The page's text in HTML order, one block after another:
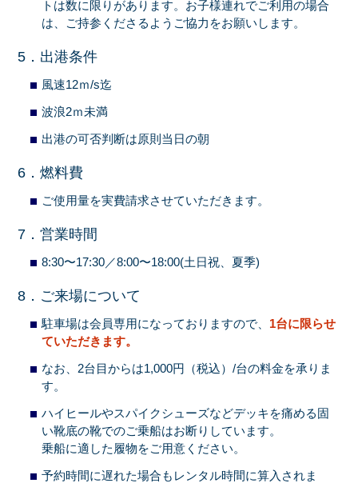
トは数に限りがあります。お子様連れでご利用の場合
は、ご持参くださるようご協力をお願いします。
5．出港条件
風速12ｍ/s迄
波浪2ｍ未満
出港の可否判断は原則当日の朝
6．燃料費
ご使用量を実費請求させていただきます。
7．営業時間
8:30〜17:30／8:00〜18:00(土日祝、夏季)
8．ご来場について
駐車場は会員専用になっておりますので、 1台に限らせ
ていただきます。
なお、2台目からは1,000円（税込）/台の料金を承りま
す。
ハイヒールやスパイクシューズなどデッキを痛める固
い靴底の靴でのご乗船はお断りしています。
乗船に適した履物をご用意ください。
予約時間に遅れた場合もレンタル時間に算入されま